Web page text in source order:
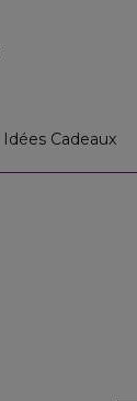
Idées Cadeaux